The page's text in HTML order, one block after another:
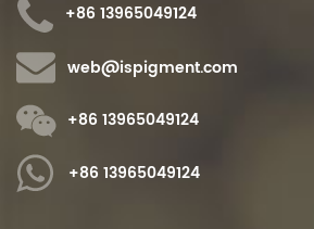
+86 13965049124
web@ispigment.com
+86 13965049124
+86 13965049124